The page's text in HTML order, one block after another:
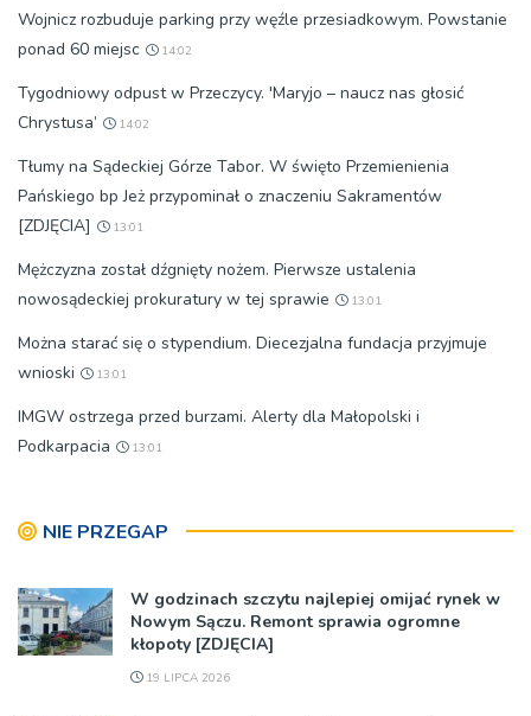
Wojnicz rozbuduje parking przy węźle przesiadkowym. Powstanie
ponad 60 miejsc
14:02
Tygodniowy odpust w Przeczycy. 'Maryjo – naucz nas głosić
Chrystusa’
14:02
Tłumy na Sądeckiej Górze Tabor. W święto Przemienienia
Pańskiego bp Jeż przypominał o znaczeniu Sakramentów
[ZDJĘCIA]
13:01
Mężczyzna został dźgnięty nożem. Pierwsze ustalenia
nowosądeckiej prokuratury w tej sprawie
13:01
Można starać się o stypendium. Diecezjalna fundacja przyjmuje
wnioski
13:01
IMGW ostrzega przed burzami. Alerty dla Małopolski i
Podkarpacia
13:01
NIE PRZEGAP
W godzinach szczytu najlepiej omijać rynek w
Nowym Sączu. Remont sprawia ogromne
kłopoty [ZDJĘCIA]
19 LIPCA 2026